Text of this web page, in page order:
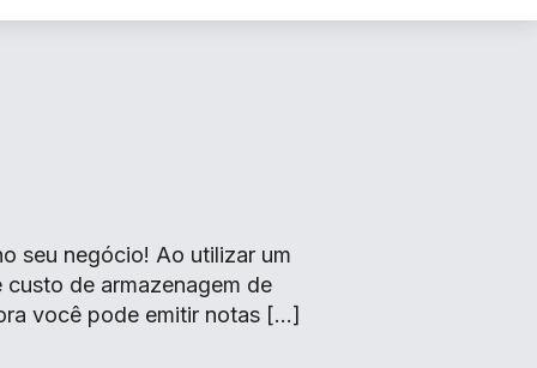
seu negócio! Ao utilizar um
de armazenagem de
você pode emitir notas […]